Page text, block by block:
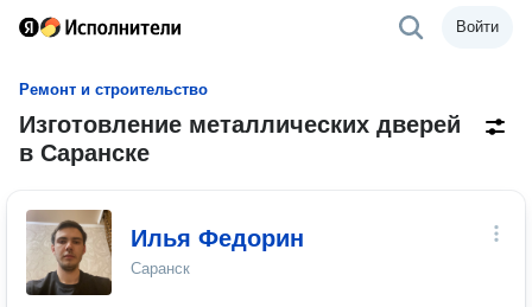
Войти
Ремонт и строительство
Изготовление металлических дверей
в Саранске
Илья Федорин
Саранск